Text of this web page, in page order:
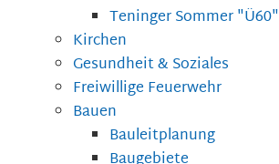
Teninger Sommer "Ü60"
Kirchen
Gesundheit & Soziales
Freiwillige Feuerwehr
Bauen
Bauleitplanung